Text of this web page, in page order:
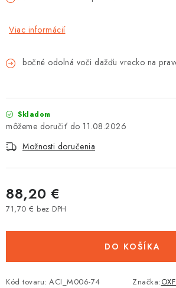
Viac informácií
bočné odolná voči dažďu vrecko na
Skladom
11.08.2026
Možnosti doručenia
88,20 €
71,70 € bez DPH
DO KOŠÍKA
Kód tovaru: ACI_M006-74 Značka: